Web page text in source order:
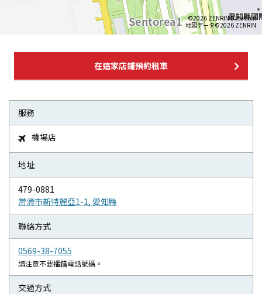
©2026 ZENRIN DataCom
地図データ©2026 ZENRIN
在這家店鋪預約租車
服務
 機場店
地址
479-0881
常滑市新特麗亞1-1, 愛知縣
聯絡方式
0569-38-7055
請注意不要播錯電話號碼。
交通方式